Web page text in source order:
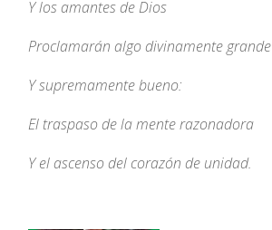
Y los amantes de Dios
Proclamarán algo divinamente grande
Y supremamente bueno:
El traspaso de la mente razonadora
Y el ascenso del corazón de unidad.